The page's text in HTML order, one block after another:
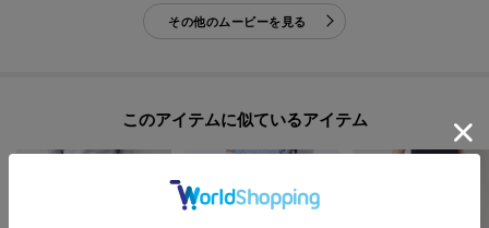
その他のムービーを見る
このアイテムに似ているアイテム